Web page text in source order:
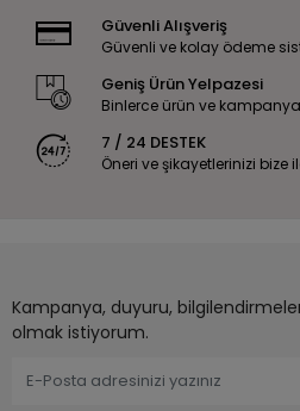
Güvenli Alışveriş
Güvenli ve kolay ödeme
Geniş Ürün Yelpazesi
Binlerce ürün ve
7 / 24 DESTEK
Öneri ve şikayetlerinizi bize
Kampanya, duyuru,
olmak istiyorum.